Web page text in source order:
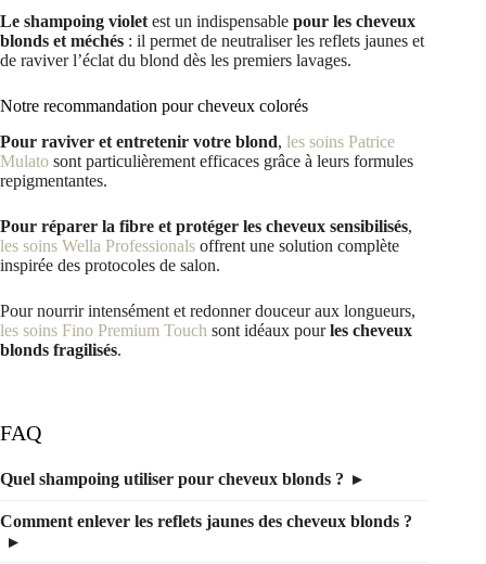
Le shampoing violet est un indispensable pour les cheveux
blonds et méchés : il permet de neutraliser les reflets jaunes et
de raviver l’éclat du blond dès les premiers lavages.
Notre recommandation pour cheveux colorés
Pour raviver et entretenir votre blond, les soins Patrice
Mulato sont particulièrement efficaces grâce à leurs formules
repigmentantes.
Pour réparer la fibre et protéger les cheveux sensibilisés,
les soins Wella Professionals offrent une solution complète
inspirée des protocoles de salon.
Pour nourrir intensément et redonner douceur aux longueurs,
les soins Fino Premium Touch sont idéaux pourles cheveux
blonds fragilisés.
FAQ
Quel shampoing utiliser pour cheveux blonds ?
Comment enlever les reflets jaunes des cheveux blonds ?